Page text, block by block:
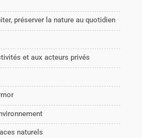
préserver la nature au quotidien
et aux acteurs privés
naturels